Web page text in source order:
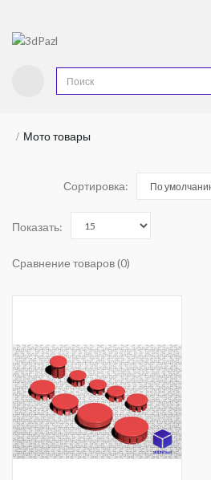
Мото товары
Сортировка:
Показать:
Сравнение товаров (0)